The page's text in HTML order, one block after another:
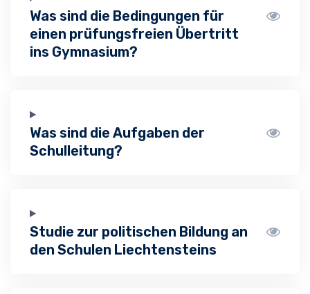
Was sind die Bedingungen für
einen prüfungsfreien Übertritt
ins Gymnasium?
Was sind die Aufgaben der
Schulleitung?
Studie zur politischen Bildung an
den Schulen Liechtensteins